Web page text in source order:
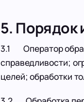
5. Порядок
3.1 Оператор
справедливости;
целей; обработки